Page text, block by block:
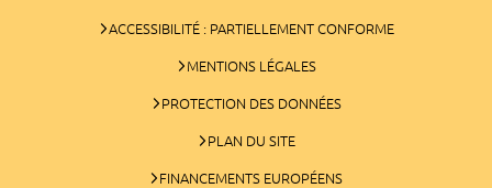
ACCESSIBILITÉ : PARTIELLEMENT CONFORME
MENTIONS LÉGALES
PROTECTION DES DONNÉES
PLAN DU SITE
FINANCEMENTS EUROPÉENS